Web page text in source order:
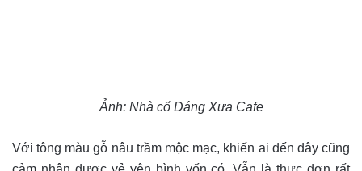
Ảnh: Nhà cổ Dáng Xưa Cafe
Với tông màu gỗ nâu trầm mộc mạc, khiến ai đến đây cũng